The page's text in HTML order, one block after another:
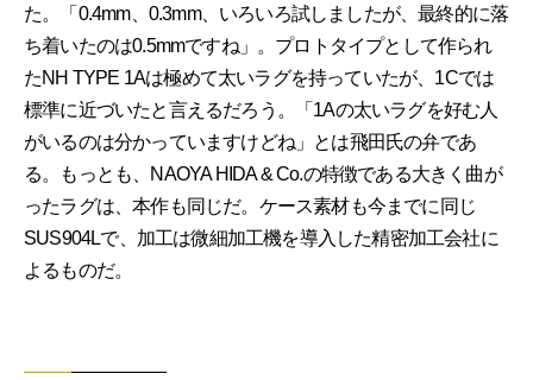
た。「0.4mm、0.3mm、いろいろ試しましたが、最終的に落
ち着いたのは0.5mmですね」。プロトタイプとして作られ
たNH TYPE 1Aは極めて太いラグを持っていたが、1Cでは
標準に近づいたと言えるだろう。「1Aの太いラグを好む人
がいるのは分かっていますけどね」とは飛田氏の弁であ
る。もっとも、NAOYA HIDA & Co.の特徴である大きく曲が
ったラグは、本作も同じだ。ケース素材も今までに同じ
SUS904Lで、加工は微細加工機を導入した精密加工会社に
よるものだ。